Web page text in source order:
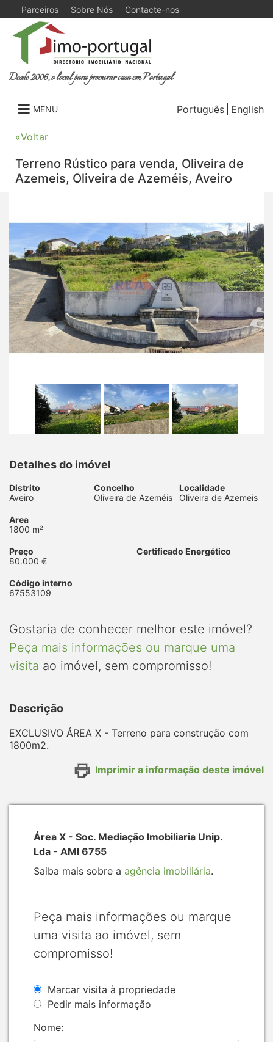
Parceiros Sobre Nós Contacte-nos
Desde 2006, o local para procurar casa em Portugal
MENU Português English
«Voltar
Terreno Rústico para venda, Oliveira de
Azemeis, Oliveira de Azeméis, Aveiro
Detalhes do imóvel
Distrito
Aveiro
Concelho
Oliveira de Azeméis
Localidade
Oliveira de Azemeis
Area
1800 m²
Preço
80.000 €
Certificado Energético
Código interno
67553109
Gostaria de conhecer melhor este imóvel?
Peça mais informações ou marque uma
visita ao imóvel, sem compromisso!
Descrição
EXCLUSIVO ÁREA X - Terreno para construção com
1800m2.
Imprimir a informação deste imóvel
Área X - Soc. Mediação Imobiliaria Unip.
Lda - AMI 6755
Saiba mais sobre a agência imobiliária.
Peça mais informações ou marque
uma visita ao imóvel, sem
compromisso!
Marcar visita à propriedade
Pedir mais informação
Nome: